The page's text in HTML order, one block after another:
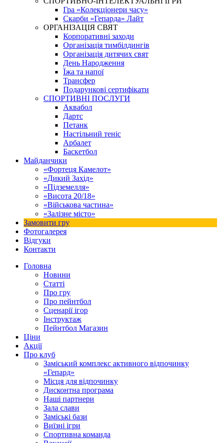
Гра «Колекціонери часу»
Скарби «Гепарда» Лайт
ОРГАНІЗАЦІЯ СВЯТ
Корпоративні заходи
Організація тимбілдингів
Організація дитячих свят
День Народження
Їжа та напої
Трансфер
Подарункові сертифікати
СПОРТИВНІ ПОСЛУГИ
Аквабол
Дартс
Петанк
Настільний теніс
Арбалет
Баскетбол
Майданчики
«Фортеця Камелот»
«Дикий Захід»
«Підземелля»
«Висота 20/18»
«Військова частина»
«Залізне місто»
Замовити гру
Фотогалерея
Відгуки
Контакти
Головна
Новини
Статті
Про гру
Про пейнтбол
Сценарії ігор
Інструктаж
Пейнтбол Магазин
Ціни
Акції
Про клуб
Заміський комплекс активного відпочинку
«Гепард»
Місця для відпочинку
Дисконтна програма
Наші партнери
Зала слави
Заміські бази
Виїзні ігри
Спортивна команда